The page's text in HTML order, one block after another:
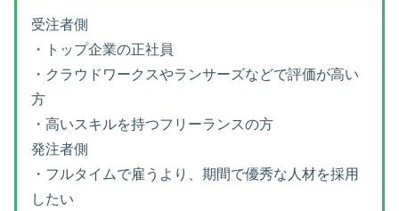
受注者側
・トップ企業の正社員
・クラウドワークスやランサーズなどで評価が高い
方
・高いスキルを持つフリーランスの方
発注者側
・フルタイムで雇うより、期間で優秀な人材を採用
したい